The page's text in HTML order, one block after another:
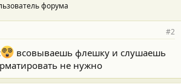
форума
#2
всовываешь флешку и слушаешь
не нужно